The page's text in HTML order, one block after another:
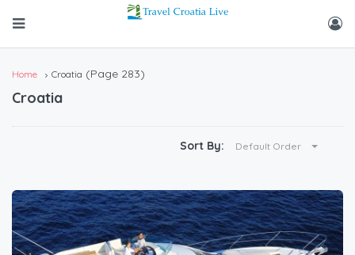
Home Croatia (Page 283)
Croatia
Sort By: Default Order